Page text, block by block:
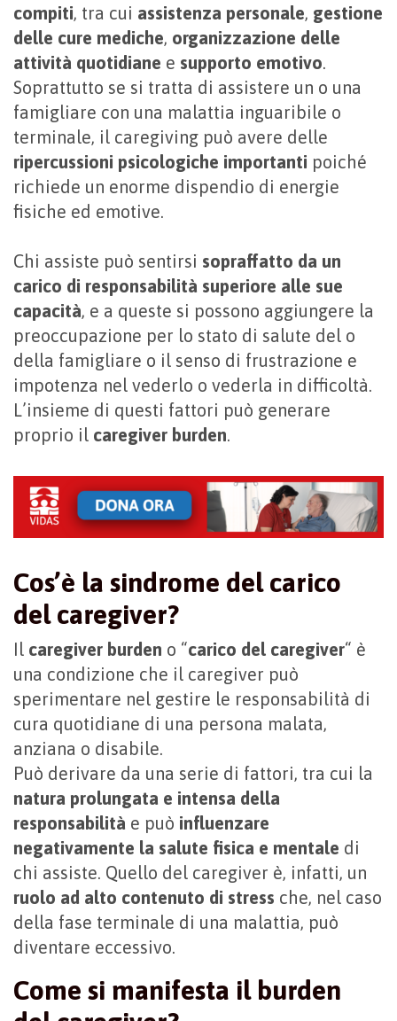
compiti, tra cui assistenza personale, gestione
delle cure mediche, organizzazione delle
attività quotidiane e supporto emotivo.
Soprattutto se si tratta di assistere un o una
famigliare con una malattia inguaribile o
terminale, il caregiving può avere delle
ripercussioni psicologiche importanti poiché
richiede un enorme dispendio di energie
fisiche ed emotive.
Chi assiste può sentirsi sopraffatto da un
carico di responsabilità superiore alle sue
capacità, e a queste si possono aggiungere la
preoccupazione per lo stato di salute del o
della famigliare o il senso di frustrazione e
impotenza nel vederlo o vederla in difficoltà.
L’insieme di questi fattori può generare
proprio il caregiver burden.
Cos’è la sindrome del carico
del caregiver?
Il caregiver burden o “carico del caregiver“ è
una condizione che il caregiver può
sperimentare nel gestire le responsabilità di
cura quotidiane di una persona malata,
anziana o disabile.
Può derivare da una serie di fattori, tra cui la
natura prolungata e intensa della
responsabilità e può influenzare
negativamente la salute fisica e mentale di
chi assiste. Quello del caregiver è, infatti, un
ruolo ad alto contenuto di stress che, nel caso
della fase terminale di una malattia, può
diventare eccessivo.
Come si manifesta il burden